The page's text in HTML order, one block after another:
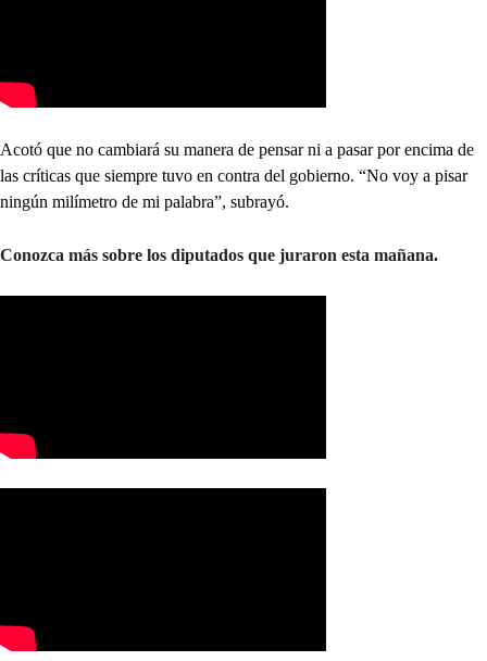
Acotó que no cambiará su manera de pensar ni a pasar por encima de
las críticas que siempre tuvo en contra del gobierno. “No voy a pisar
ningún milímetro de mi palabra”, subrayó.
Conozca más sobre los diputados que juraron esta mañana.